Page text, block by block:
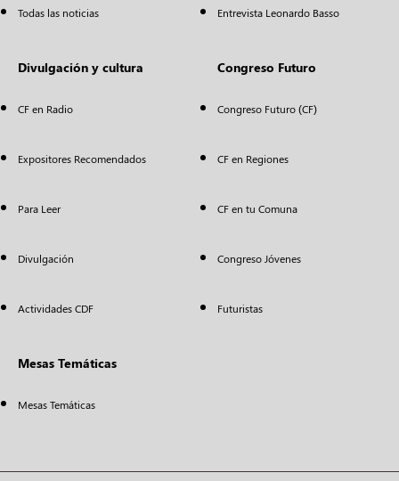
Todas las noticias Entrevista Leonardo Basso
Divulgación y cultura
CF en Radio
Expositores Recomendados
Para Leer
Divulgación
Actividades CDF
Congreso Futuro
Congreso Futuro (CF)
CF en Regiones
CF en tu Comuna
Congreso Jóvenes
Futuristas
Mesas Temáticas
Mesas Temáticas